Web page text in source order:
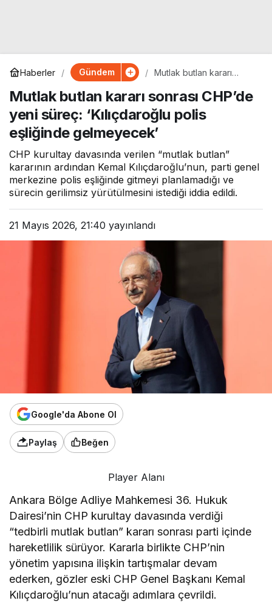
Haberler Gündem
Mutlak butlan kararı
süreç: ‘Kılıçdaroğlu polis
eşliğinde gelmeyecek’
Mutlak butlan kararı sonrası CHP’de
yeni süreç: ‘Kılıçdaroğlu polis
eşliğinde gelmeyecek’
CHP kurultay davasında verilen “mutlak butlan”
kararının ardından Kemal Kılıçdaroğlu’nun, parti genel
merkezine polis eşliğinde gitmeyi planlamadığı ve
sürecin gerilimsiz yürütülmesini istediği iddia edildi.
21 Mayıs 2026, 21:40 yayınlandı
Google'da Abone Ol
Paylaş Beğen
Player Alanı
Ankara Bölge Adliye Mahkemesi 36. Hukuk
Dairesi’nin CHP kurultay davasında verdiği
“tedbirli mutlak butlan” kararı sonrası parti içinde
hareketlilik sürüyor. Kararla birlikte CHP’nin
yönetim yapısına ilişkin tartışmalar devam
ederken, gözler eski CHP Genel Başkanı Kemal
Kılıçdaroğlu’nun atacağı adımlara çevrildi.